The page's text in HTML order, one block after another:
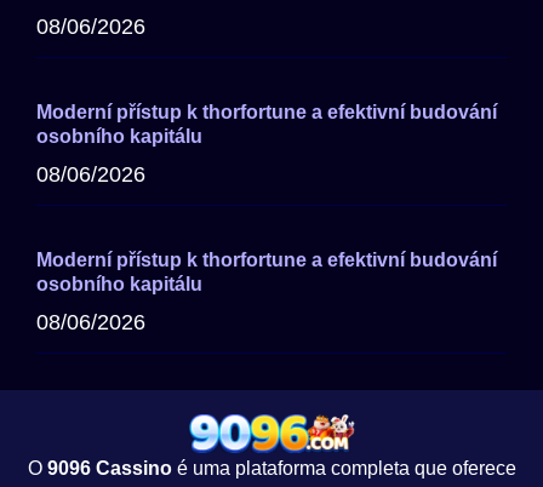
08/06/2026
Moderní přístup k thorfortune a efektivní budování
osobního kapitálu
08/06/2026
Moderní přístup k thorfortune a efektivní budování
osobního kapitálu
08/06/2026
O 9096 Cassinoé uma plataforma completa que oferece